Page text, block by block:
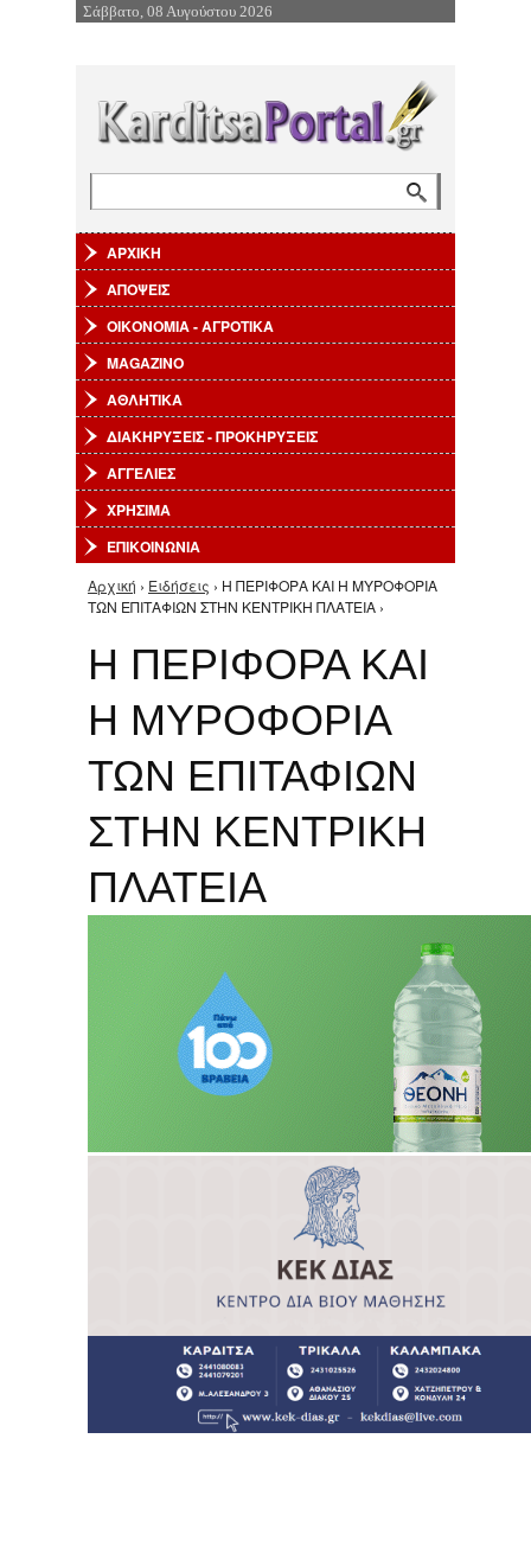
Επιστροφή στην Πλοήγηση
Σάββατο, 08 Αυγούστου 2026
ΑΡΧΙΚΗ
ΑΠΟΨΕΙΣ
ΟΙΚΟΝΟΜΙΑ - ΑΓΡΟΤΙΚΑ
MAGAZINO
ΑΘΛΗΤΙΚΑ
ΔΙΑΚΗΡΥΞΕΙΣ - ΠΡΟΚΗΡΥΞΕΙΣ
ΑΓΓΕΛΙΕΣ
ΧΡΗΣΙΜΑ
ΕΠΙΚΟΙΝΩΝΙΑ
Είστε εδώ
Αρχική › Ειδήσεις › Η ΠΕΡΙΦΟΡΑ ΚΑΙ Η ΜΥΡΟΦΟΡΙΑ
ΤΩΝ ΕΠΙΤΑΦΙΩΝ ΣΤΗΝ ΚΕΝΤΡΙΚΗ ΠΛΑΤΕΙΑ ›
Η ΠΕΡΙΦΟΡΑ ΚΑΙ
Η ΜΥΡΟΦΟΡΙΑ
ΤΩΝ ΕΠΙΤΑΦΙΩΝ
ΣΤΗΝ ΚΕΝΤΡΙΚΗ
ΠΛΑΤΕΙΑ